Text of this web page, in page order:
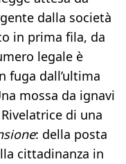
dalla società
in prima fila, da
legale è
fuga dall’ultima
mossa da ignavi
di una
: della posta
cittadinanza in